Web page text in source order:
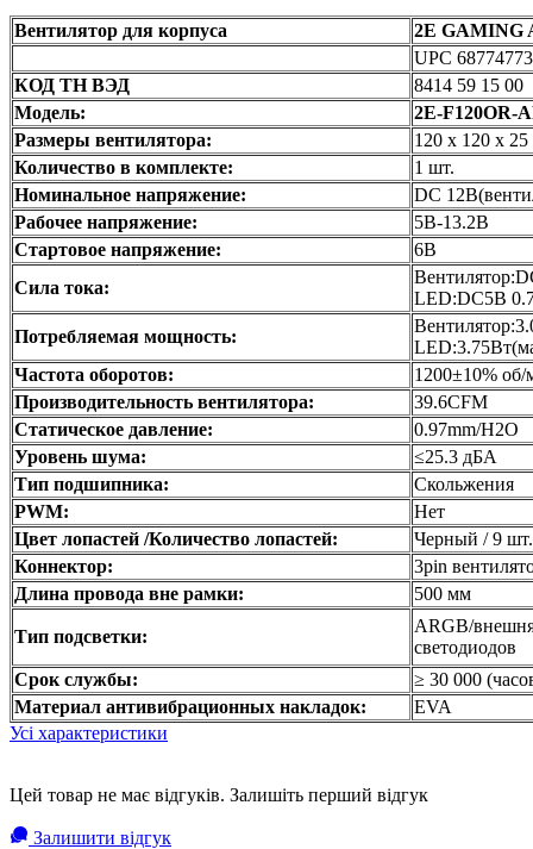
Вентилятор для корпуса
2E GAMING
UPC
КОД ТН ВЭД
8414 59 15 00
Модель:
2E-F120OR-
Размеры вентилятора:
120 x 120 x
Количество в комплекте:
1 шт.
Номинальное напряжение:
DC
Рабочее напряжение:
5В-13.2В
Стартовое напряжение:
6В
Сила тока:
LED:DC5В
Потребляемая мощность:
Частота оборотов:
1200±10%
Производительность вентилятора:
39.6CFM
Статическое давление:
0.97mm/H2O
Уровень шума:
≤25.3 дБА
Тип подшипника:
Скольжения
PWM:
Нет
Цвет лопастей /Количество лопастей:
Черный / 9 шт.
Коннектор:
3pin
Длина провода вне рамки:
500 мм
Тип подсветки:
ARGB/
светодиодов
Срок службы:
≥ 30 000
Материал антивибрационных накладок:
EVA
Усі характеристики
Цей товар не має відгуків. Залишіть перший відгук
Залишити відгук